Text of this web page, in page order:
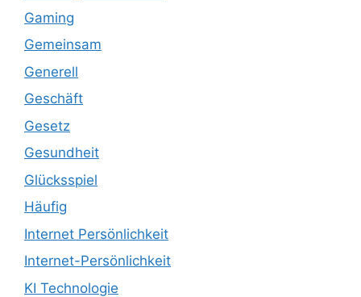
Gaming
Gemeinsam
Generell
Geschäft
Gesetz
Gesundheit
Glücksspiel
Häufig
Internet Persönlichkeit
Internet-Persönlichkeit
KI Technologie